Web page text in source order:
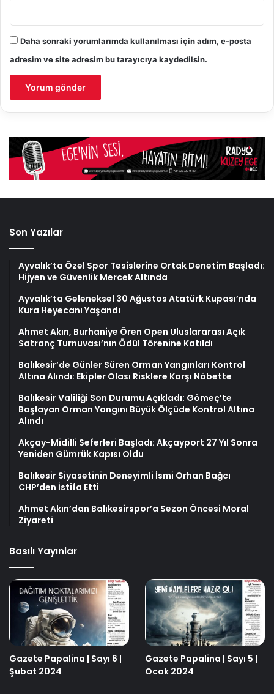
Daha sonraki yorumlarımda kullanılması için adım, e-posta
adresim ve site adresim bu tarayıcıya kaydedilsin.
Son Yazılar
Ayvalık’ta Özel Spor Tesislerine Ortak Denetim Başladı:
Hijyen ve Güvenlik Mercek Altında
Ayvalık’ta Geleneksel 30 Ağustos Atatürk Kupası’nda
Kura Heyecanı Yaşandı
Ahmet Akın, Burhaniye Ören Open Uluslararası Açık
Satranç Turnuvası’nın Ödül Törenine Katıldı
Balıkesir’de Günler Süren Orman Yangınları Kontrol
Altına Alındı: Ekipler Olası Risklere Karşı Nöbette
Balıkesir Valiliği Son Durumu Açıkladı: Gömeç’te
Başlayan Orman Yangını Büyük Ölçüde Kontrol Altına
Alındı
Akçay-Midilli Seferleri Başladı: Akçayport 27 Yıl Sonra
Yeniden Gümrük Kapısı Oldu
Balıkesir Siyasetinin Deneyimli İsmi Orhan Bağcı
CHP’den İstifa Etti
Ahmet Akın’dan Balıkesirspor’a Sezon Öncesi Moral
Ziyareti
Basılı Yayınlar
Gazete Papalina | Sayı 6 |
Şubat 2024
Gazete Papalina | Sayı 5 |
Ocak 2024